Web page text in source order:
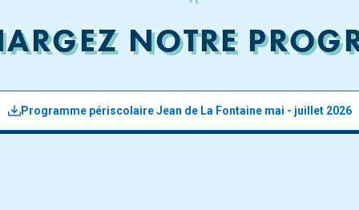
NOTRE
Programme périscolaire Jean de La Fontaine mai - juillet 2026